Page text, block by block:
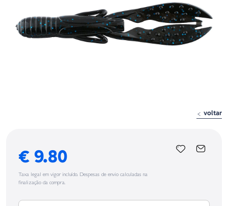
voltar
€ 9.80
Taxa legal em vigor incluído. Despesas de envio calculadas na
finalização da compra.